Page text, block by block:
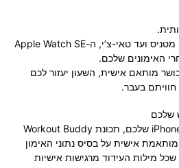
מריצה ועד רכיבה על אופניים, מטניס ועד טאי-צ’י, ה-Apple Watch SE
מותאם אישית, השעון יעזור לכם
בעבר.
שלכם
עם Apple Intelligence מה-iPhone שלכם, תכונת Workout Buddy
אישית על בסיס נתוני האימון
מילות העידוד מרגישות אישיות